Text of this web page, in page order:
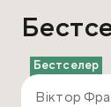
Бестселер
Віктор